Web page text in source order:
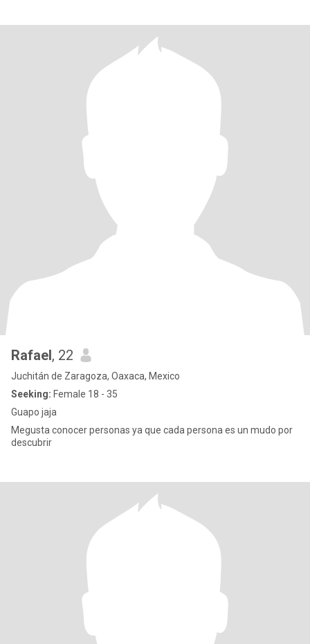
Rafael, 22
Juchitán de Zaragoza, Oaxaca, Mexico
Seeking: Female 18 - 35
Guapo jaja
Megusta conocer personas ya que cada persona es un mudo por
descubrir